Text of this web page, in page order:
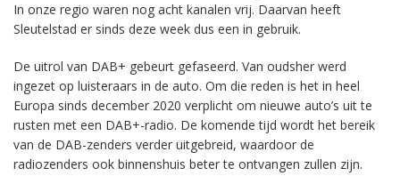
In onze regio waren nog acht kanalen vrij. Daarvan heeft
Sleutelstad er sinds deze week dus een in gebruik.
De uitrol van DAB+ gebeurt gefaseerd. Van oudsher werd
ingezet op luisteraars in de auto. Om die reden is het in heel
Europa sinds december 2020 verplicht om nieuwe auto’s uit te
rusten met een DAB+-radio. De komende tijd wordt het bereik
van de DAB-zenders verder uitgebreid, waardoor de
radiozenders ook binnenshuis beter te ontvangen zullen zijn.